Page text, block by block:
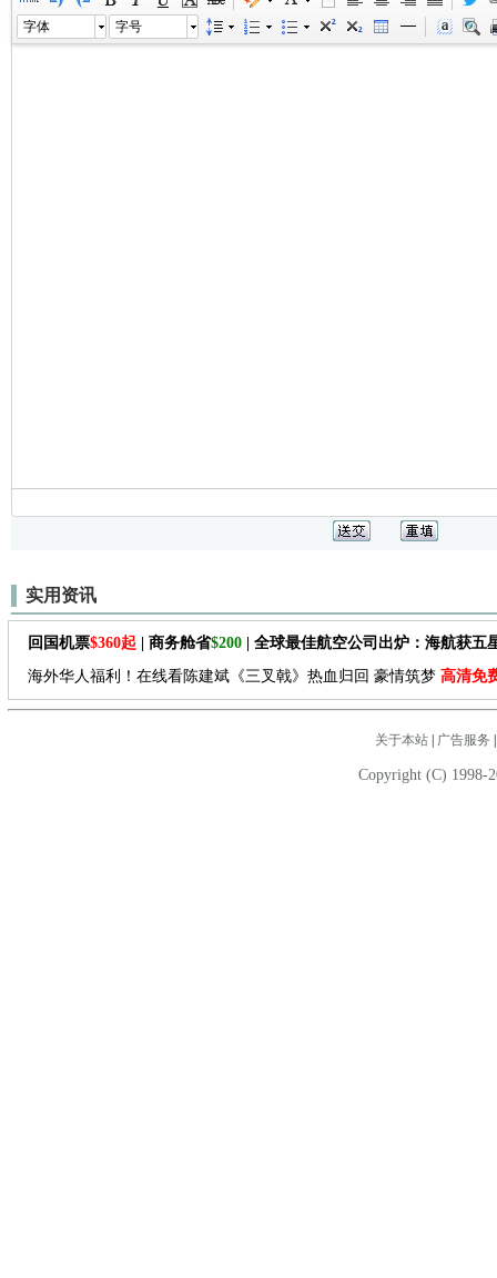
字体 字号
实用资讯
回国机票$360起 | 商务舱省$200 | 全球最佳航空公司出炉：海航获五
海外华人福利！在线看陈建斌《三叉戟》热血归回 豪情筑梦 高清免
关于本站| 广告服务
Copyright (C) 1998-